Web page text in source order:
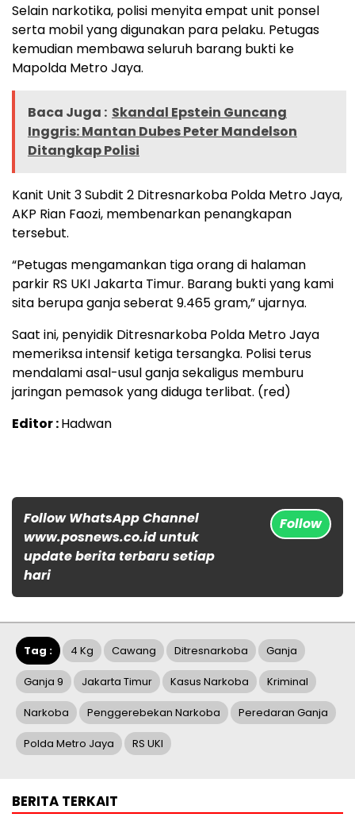
Selain narkotika, polisi menyita empat unit ponsel
serta mobil yang digunakan para pelaku. Petugas
kemudian membawa seluruh barang bukti ke
Mapolda Metro Jaya.
Baca Juga : Skandal Epstein Guncang
Inggris: Mantan Dubes Peter Mandelson
Ditangkap Polisi
Kanit Unit 3 Subdit 2 Ditresnarkoba Polda Metro Jaya,
AKP Rian Faozi, membenarkan penangkapan
tersebut.
“Petugas mengamankan tiga orang di halaman
parkir RS UKI Jakarta Timur. Barang bukti yang kami
sita berupa ganja seberat 9.465 gram,” ujarnya.
Saat ini, penyidik Ditresnarkoba Polda Metro Jaya
memeriksa intensif ketiga tersangka. Polisi terus
mendalami asal-usul ganja sekaligus memburu
jaringan pemasok yang diduga terlibat. (red)
Editor :Hadwan
Follow WhatsApp Channel
www.posnews.co.id untuk
update berita terbaru setiap
hari
Follow
Tag : 4 Kg Cawang Ditresnarkoba Ganja
Ganja 9 Jakarta Timur Kasus Narkoba Kriminal
Narkoba Penggerebekan Narkoba Peredaran Ganja
Polda Metro Jaya RS UKI
BERITA TERKAIT